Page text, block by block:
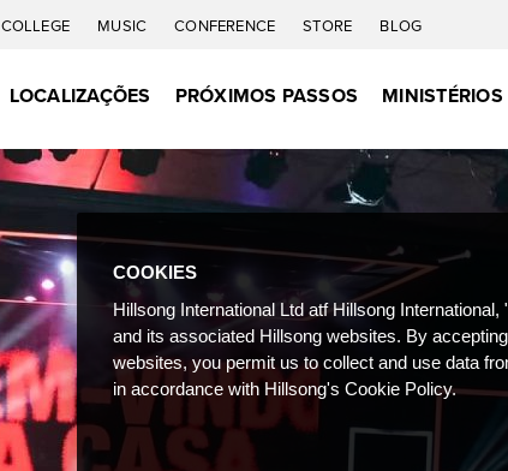
COLLEGE MUSIC CONFERENCE STORE BLOG
LOCALIZAÇÕES PRÓXIMOS PASSOS MINISTÉRIOS
COOKIES
Hillsong International Ltd atf Hillsong
and its associated Hillsong websites. By
websites, you permit us to collect and use data
in accordance with Hillsong's Cookie Policy.